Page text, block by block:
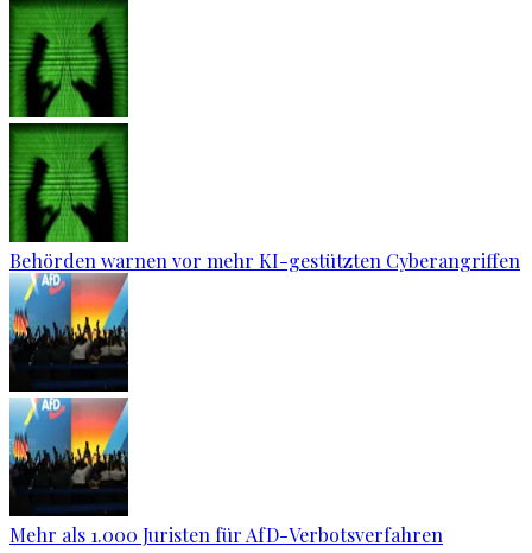
Behörden warnen vor mehr KI-gestützten Cyberangriffen
Mehr als 1.000 Juristen für AfD-Verbotsverfahren